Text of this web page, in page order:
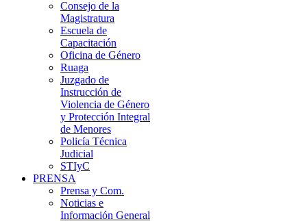
Consejo de la
Magistratura
Escuela de
Capacitación
Oficina de Género
Ruaga
Juzgado de
Instrucción de
Violencia de Género
y Protección Integral
de Menores
Policía Técnica
Judicial
STIyC
PRENSA
Prensa y Com.
Noticias e
Información General